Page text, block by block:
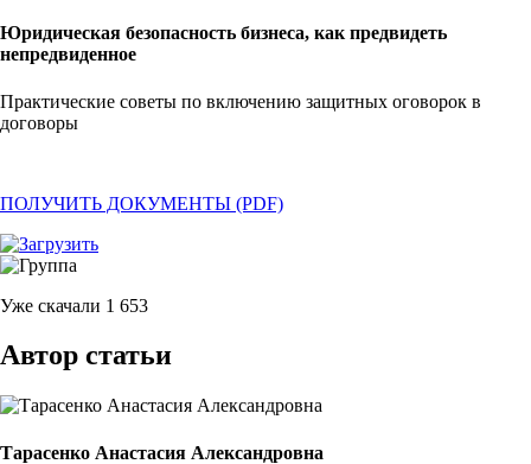
Юридическая безопасность бизнеса, как предвидеть
непредвиденное
Практические советы по включению защитных оговорок в
договоры
ПОЛУЧИТЬ ДОКУМЕНТЫ (PDF)
Уже скачали 1 653
Автор статьи
Тарасенко Анастасия Александровна